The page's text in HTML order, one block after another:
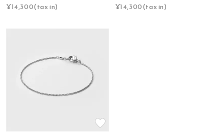
¥14,300(tax in)
¥14,300(tax in)